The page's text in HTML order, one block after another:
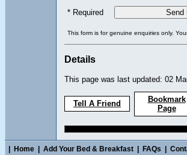
* Required
This form is for genuine enquiries only.
Details
This page was last updated: 02
Tell A Friend
Bookmark
Page
Home Add Your Bed & Breakfast FAQs